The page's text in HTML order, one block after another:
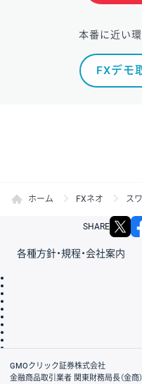
本番に近い
FXデモ
ホーム FXネオ ス
SHARE
各種方針・規程・会社案内
会社案内
GMOクリック証券株式会社
金融商品取引業者 関東財務局長（金